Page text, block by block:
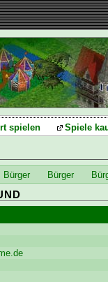
spielen Spiele
Bürger Bürger